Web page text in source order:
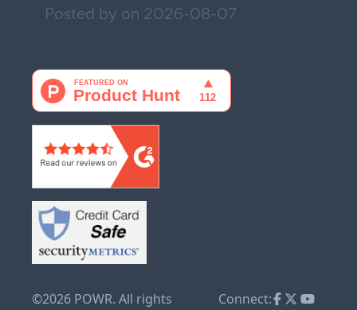
Posted by on 2026-08-07
©2026 POWR. All rights
Connect: